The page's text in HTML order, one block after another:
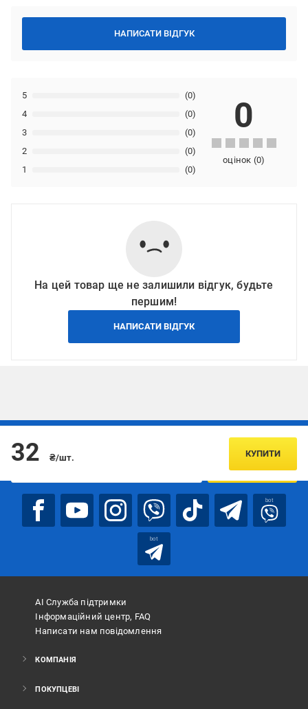
НАПИСАТИ ВІДГУК
1 (0)
2 (0)
3 (0)
4 (0)
5 (0)
0
оцінок (0)
На цей товар ще не залишили відгук, будьте
першим!
НАПИСАТИ ВІДГУК
32 ₴/шт. КУПИТИ
Підписуйтесь, щоб дізнаватись першим про акції та пропозиції
ПІДПИСАТИСЯ
bot
bot
АІ Служба підтримки
Інформаційний центр, FAQ
Написати нам повідомлення
КОМПАНІЯ
ПОКУПЦЕВІ